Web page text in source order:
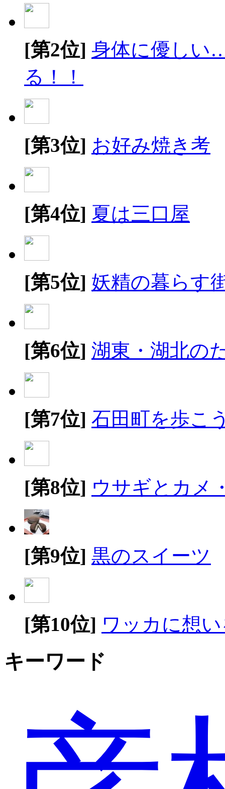
[第2位] 身体に優しい
る！！
[第3位] お好み焼き考
[第4位] 夏は三口屋
[第5位] 妖精の暮らす
[第6位] 湖東・湖北の
[第7位] 石田町を歩こ
[第8位] ウサギとカメ
[第9位] 黒のスイーツ
[第10位] ワッカに想
キーワード